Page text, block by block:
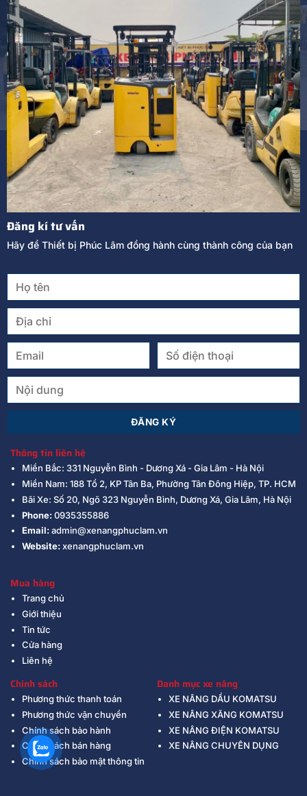
Đăng kí tư vấn
Hãy để Thiết bị Phúc Lâm đồng hành cùng thành công của bạn
Thông tin liên hệ
Miền Bắc: 331 Nguyễn Bình - Dương Xá - Gia Lâm - Hà Nội
Miền Nam: 188 Tổ 2, KP Tân Ba, Phường Tân Đông Hiệp, TP. HCM
Bãi Xe: Số 20, Ngõ 323 Nguyễn Bình, Dương Xá, Gia Lâm, Hà Nội
Phone:0935355886
Email:admin@xenangphuclam.vn
Website:xenangphuclam.vn
Mua hàng
Trang chủ
Giới thiệu
Tin tức
Cửa hàng
Liên hệ
Chính sách
Phương thức thanh toán
Phương thức vận chuyển
Chính sách bảo hành
Chính sách bán hàng
Chính sách bảo mật thông tin
Danh mục xe nâng
XE NÂNG DẦU KOMATSU
XE NÂNG XĂNG KOMATSU
XE NÂNG ĐIỆN KOMATSU
XE NÂNG CHUYÊN DỤNG